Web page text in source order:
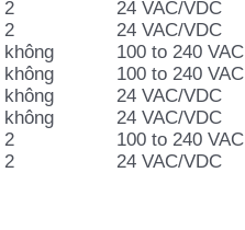
2 24 VAC/VDC
2 24 VAC/VDC
không 100 to 240 VAC
không 100 to 240 VAC
không 24 VAC/VDC
không 24 VAC/VDC
2 100 to 240 VAC
2 24 VAC/VDC